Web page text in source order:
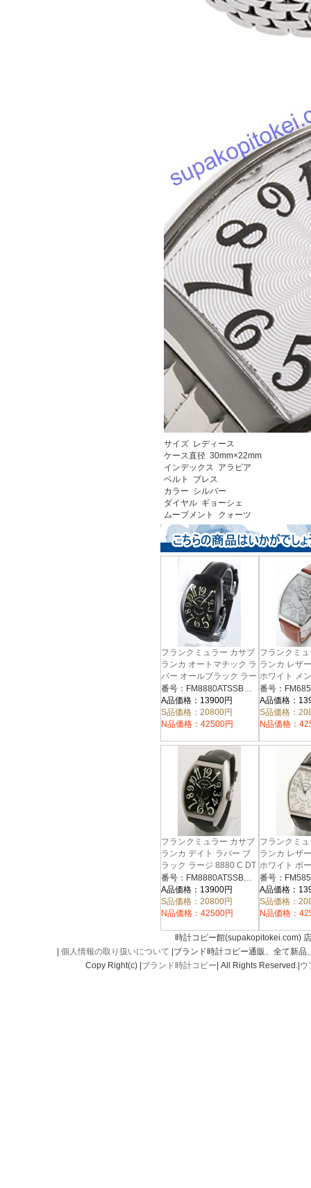
サイズ レディース
ケース直径 30mm×22mm
インデックス アラビア
ベルト ブレス
カラー シルバー
ダイヤル ギョーシェ
ムーブメント クォーツ
フランクミュラー カサブ
ランカ オートマチック ラ
バー オールブラック ラー
ジ 8880 C DT NR CASA
FM8880ATSSBKRUBK
番号：FM8880ATSSBKRUBK
A品価格：13900円
S品価格：20800円
N品価格：42500円
フランクミ
ランカ レザ
ホワイト メ
CASA
A品価格：
S品価格：
N品価格：
フランクミュラー カサブ
ランカ デイト ラバー ブ
ラック ラージ 8880 C DT
FM8880ATSSBKRUBKBL
番号：FM8880ATSSBKRUBKBL
A品価格：13900円
S品価格：20800円
N品価格：42500円
フランクミ
ランカ レザ
ホワイト ボ
CASA
A品価格：
S品価格：
N品価格：
時計コピー館(supakopitokei.com)
個人情報の取り扱いについて |ブランド時計コピー通販、全て新
Copy Right(c) | ブランド時計コピー | All Rights Reserved.| ウ